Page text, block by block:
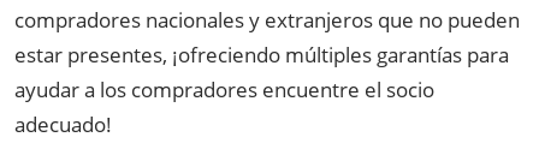
compradores nacionales y extranjeros que no pueden
estar presentes, ¡ofreciendo múltiples garantías para
ayudar a los compradores encuentre el socio
adecuado!